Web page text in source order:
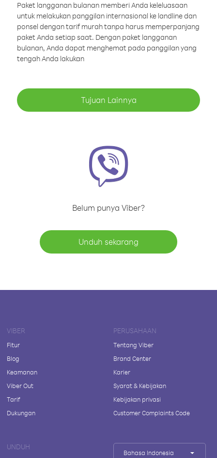
Paket langganan bulanan memberi Anda keleluasaan
untuk melakukan panggilan internasional ke landline dan
ponsel dengan tarif murah tanpa harus memperpanjang
paket Anda setiap saat. Dengan paket langganan
bulanan, Anda dapat menghemat pada panggilan yang
tengah Anda lakukan
Tujuan Lainnya
Belum punya Viber?
Unduh sekarang
VIBER
Fitur
Blog
Keamanan
Viber Out
Tarif
Dukungan
PERUSAHAAN
Tentang Viber
Brand Center
Karier
Syarat & Kebijakan
Kebijakan privasi
Customer Complaints Code
UNDUH
Bahasa Indonesia